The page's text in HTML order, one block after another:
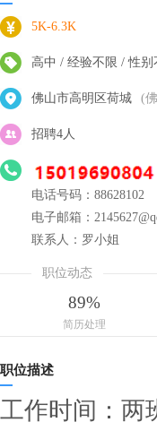
5K-6.3K
高中 / 经验不限 / 性
佛山市高明区荷城 (
招聘4人
电话号码：88628102
电子邮箱：
联系人：罗小姐
职位动态
89%
简历处理
职位描述
工作时间：两